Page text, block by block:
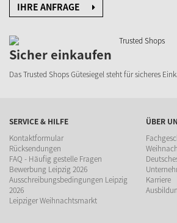
IHRE ANFRAGE
Sicher einkaufen
Das Trusted Shops Gütesiegel steht für sicheres
SERVICE & HILFE
Kontaktformular
Rücksendungen
FAQ - Häufig gestelle Fragen
Bewerbung Leipzig 2026
Ausschreibungsbedingungen Leipzig
2026
Leipziger Weihnachtsmarkt
ÜBER
Karriere